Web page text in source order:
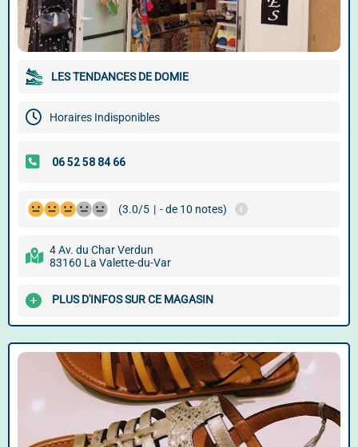
LES TENDANCES DE DOMIE
Horaires Indisponibles
(3.0/5 | - de 10 notes)
4 Av. du Char Verdun
83160 La Valette-du-Var
PLUS D'INFOS SUR CE MAGASIN